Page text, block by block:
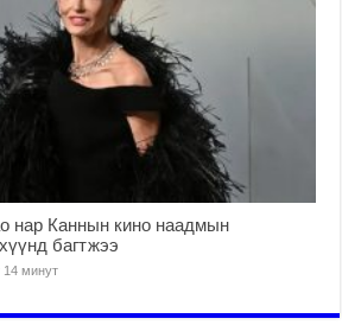
Каннын кино наадмын
багтжээ
14 минут